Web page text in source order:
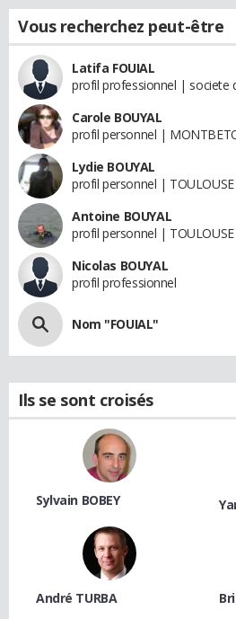
Vous recherchez peut-être
Latifa FOUIAL
profil professionnel | societe
Carole BOUYAL
profil personnel |
Lydie BOUYAL
profil personnel | TOULOUSE
Antoine BOUYAL
profil personnel | TOULOUSE
Nicolas BOUYAL
profil professionnel
Nom "FOUIAL"
Ils se sont croisés
Sylvain BOBEY
André TURBA